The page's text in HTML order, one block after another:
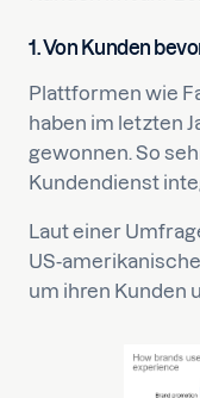
1. Von Kunden
Plattformen wie
haben im letzten
gewonnen. So
Kundendienst
Laut einer
US-
um ihren Kunden